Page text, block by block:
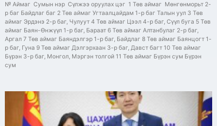
№ Аймаг Сумын нэр Сүлжээ оруулах цэг 1 Төв аймаг Мөнгөнморьт 2-
р баг Байдлаг баг 2 Төв аймаг Угтаалцайдам 1-р баг Талын уул 3 Төв
аймаг Эрдэнэ 2-р баг, Чулуут 4 Төв аймаг Цээл 4-р баг, Сүүл буга 5 Төв
аймаг Баян-Өнжүүл 1-р баг, Бараат 6 Төв аймаг Алтанбулаг 2-р баг,
Аргал 7 Төв аймаг Баяндэлгэр 1-р баг, Байдлаг 8 Төв аймаг Баянцогт 1-
р баг, Гуна 9 Төв аймаг Дэлгэрхаан 3-р баг, Давст багт 10 Төв аймаг
Бүрэн 3-р баг, Монгол, Мэргэн толгой 11 Төв аймаг Бүрэн сум Бүрэн
сум